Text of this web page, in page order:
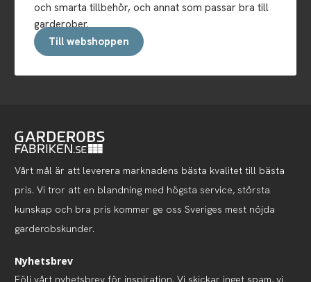
och smarta tillbehör, och annat som passar bra till
garderober.
Till webshoppen
Vårt mål är att leverera marknadens bästa kvalitet till bästa
pris. Vi tror att en blandning med högsta service, största
kunskap och bra pris kommer ge oss Sveriges mest nöjda
garderobskunder.
Nyhetsbrev
Följ vårt nyhetsbrev för inspiration. Vi skickar inget spam, vi